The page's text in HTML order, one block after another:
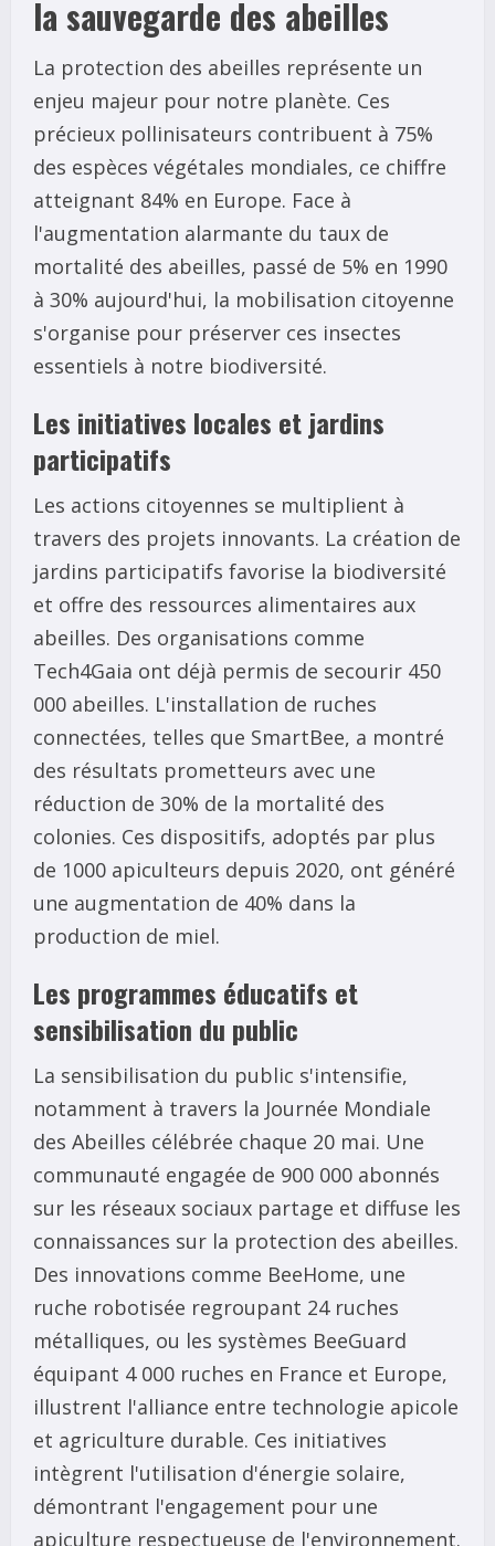
la sauvegarde des abeilles
La protection des abeilles représente un
enjeu majeur pour notre planète. Ces
précieux pollinisateurs contribuent à 75%
des espèces végétales mondiales, ce chiffre
atteignant 84% en Europe. Face à
l'augmentation alarmante du taux de
mortalité des abeilles, passé de 5% en 1990
à 30% aujourd'hui, la mobilisation citoyenne
s'organise pour préserver ces insectes
essentiels à notre biodiversité.
Les initiatives locales et jardins
participatifs
Les actions citoyennes se multiplient à
travers des projets innovants. La création de
jardins participatifs favorise la biodiversité
et offre des ressources alimentaires aux
abeilles. Des organisations comme
Tech4Gaia ont déjà permis de secourir 450
000 abeilles. L'installation de ruches
connectées, telles que SmartBee, a montré
des résultats prometteurs avec une
réduction de 30% de la mortalité des
colonies. Ces dispositifs, adoptés par plus
de 1000 apiculteurs depuis 2020, ont généré
une augmentation de 40% dans la
production de miel.
Les programmes éducatifs et
sensibilisation du public
La sensibilisation du public s'intensifie,
notamment à travers la Journée Mondiale
des Abeilles célébrée chaque 20 mai. Une
communauté engagée de 900 000 abonnés
sur les réseaux sociaux partage et diffuse les
connaissances sur la protection des abeilles.
Des innovations comme BeeHome, une
ruche robotisée regroupant 24 ruches
métalliques, ou les systèmes BeeGuard
équipant 4 000 ruches en France et Europe,
illustrent l'alliance entre technologie apicole
et agriculture durable. Ces initiatives
intègrent l'utilisation d'énergie solaire,
démontrant l'engagement pour une
apiculture respectueuse de l'environnement.